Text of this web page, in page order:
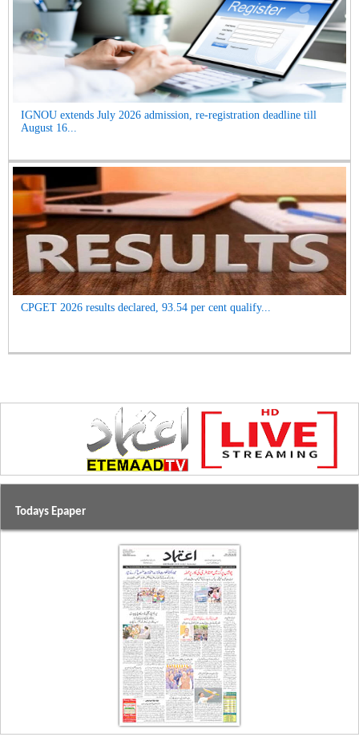
IGNOU extends July 2026 admission, re-registration deadline till
August 16...
CPGET 2026 results declared, 93.54 per cent qualify...
Todays Epaper